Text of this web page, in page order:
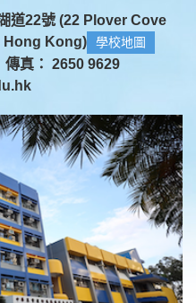
道22號 (22 Plover Cove
Hong Kong)
學校地圖
傳真： 2650 9629